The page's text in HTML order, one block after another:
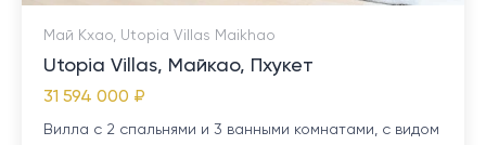
Май Кхао, Utopia Villas Maikhao
Utopia Villas, Майкао, Пхукет
31 594 000 ₽
Вилла с 2 спальнями и 3 ванными комнатами, с видом